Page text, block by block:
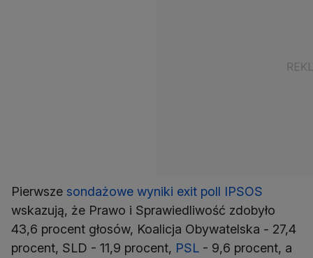
Pierwsze sondażowe wyniki exit poll IPSOS
wskazują, że Prawo i Sprawiedliwość zdobyło
43,6 procent głosów, Koalicja Obywatelska - 27,4
procent, SLD - 11,9 procent, PSL - 9,6 procent, a